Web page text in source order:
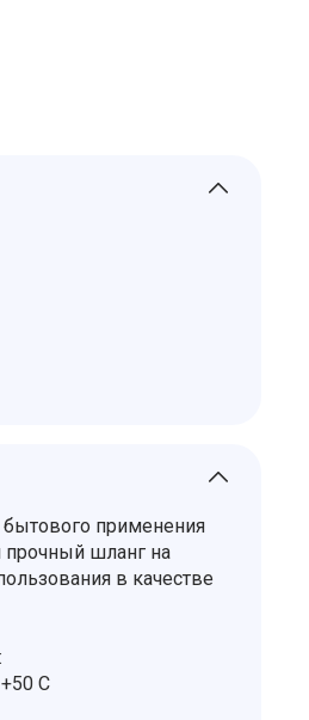
применения
прочный шланг на
в качестве
С